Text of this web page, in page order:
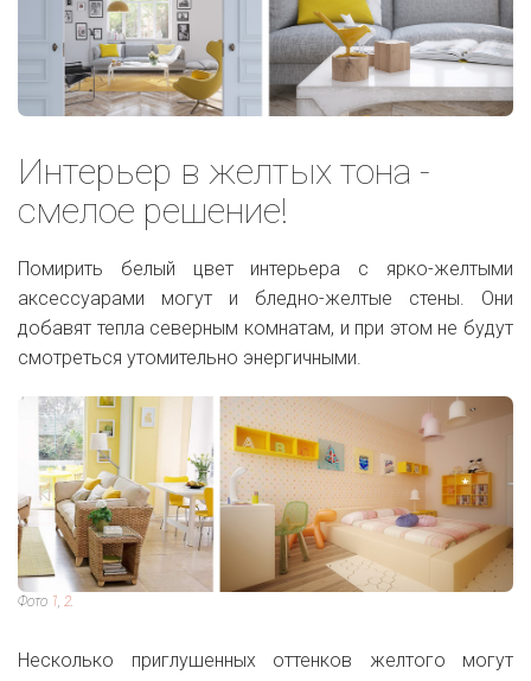
Интерьер в желтых тона -
смелое решение!
Помирить белый цвет интерьера с ярко-желтыми
аксессуарами могут и бледно-желтые стены. Они
добавят тепла северным комнатам, и при этом не будут
смотреться утомительно энергичными.
Фото 1, 2.
Несколько приглушенных оттенков желтого могут